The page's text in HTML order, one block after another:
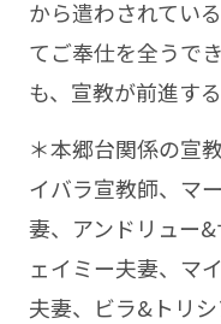
から遣わされてい
てご奉仕を全うで
も、宣教が前進する
＊本郷台関係の宣
イバラ宣教師、マ
妻、アンドリュー
ェイミー夫妻、マ
夫妻、ビラ&トリ